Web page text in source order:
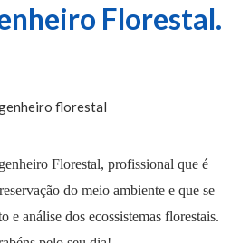
Florestal.
Florestal, profissional que é
do meio ambiente e que se
e análise dos ecossistemas florestais.